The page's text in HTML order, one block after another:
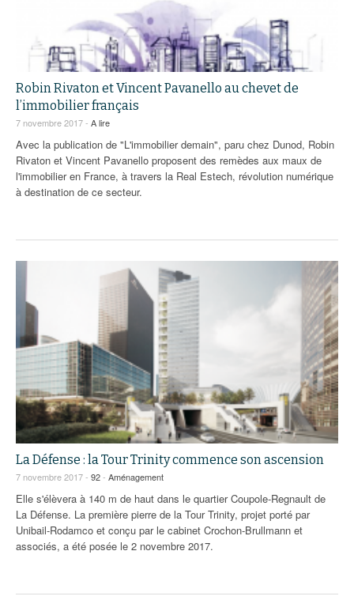
Robin Rivaton et Vincent Pavanello au chevet de
l’immobilier français
7 novembre 2017 - A lire
Avec la publication de "L'immobilier demain", paru chez Dunod, Robin
Rivaton et Vincent Pavanello proposent des remèdes aux maux de
l'immobilier en France, à travers la Real Estech, révolution numérique
à destination de ce secteur.
La Défense : la Tour Trinity commence son ascension
7 novembre 2017 - 92- Aménagement
Elle s'élèvera à 140 m de haut dans le quartier Coupole-Regnault de
La Défense. La première pierre de la Tour Trinity, projet porté par
Unibail-Rodamco et conçu par le cabinet Crochon-Brullmann et
associés, a été posée le 2 novembre 2017.